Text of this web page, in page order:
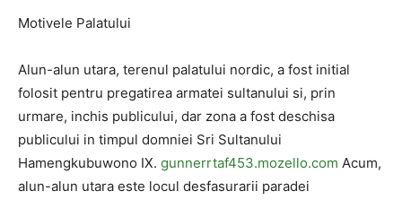
Motivele Palatului
Alun-alun utara, terenul palatului nordic, a fost initial
folosit pentru pregatirea armatei sultanului si, prin
urmare, inchis publicului, dar zona a fost deschisa
publicului in timpul domniei Sri Sultanului
Hamengkubuwono IX. gunnerrtaf453.mozello.com Acum,
alun-alun utara este locul desfasurarii paradei